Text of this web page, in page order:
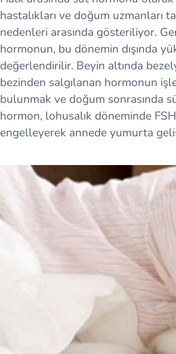
hastalıkları ve doğum uzmanları
nedenleri arasında gösteriliyor.
hormonun, bu dönemin dışında
değerlendirilir. Beyin altında
bezinden salgılanan hormonun
bulunmak ve doğum sonrasında
hormon, lohusalık döneminde
engelleyerek annede yumurta